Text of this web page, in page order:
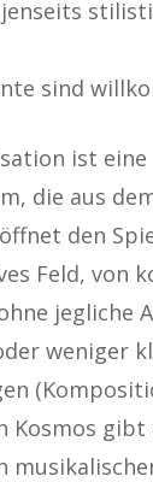
sind
ist eine
die aus
den
Feld, von
jegliche
weniger
Kosmos